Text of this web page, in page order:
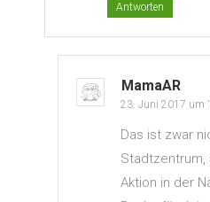
Antworten
MamaAR
23. Juni 2017 um
Das ist zwar
Stadtzentrum,
Aktion in der